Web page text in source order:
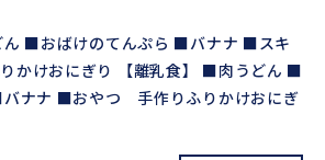
ん ■おばけのてんぷら ■バナナ ■スキ
かけおにぎり 【離乳食】 ■肉うどん ■
ナナ ■おやつ 手作りふりかけおにぎ